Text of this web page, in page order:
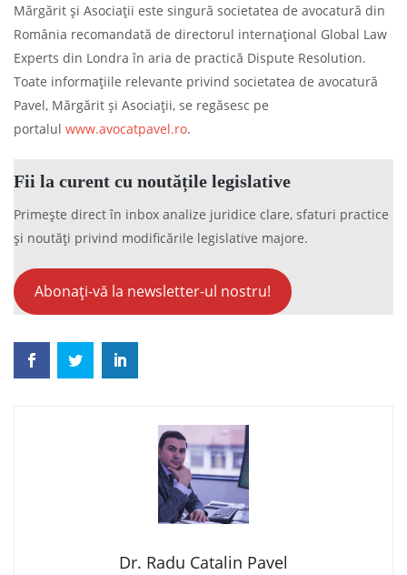
Mărgărit și Asociații este singură societatea de avocatură din
România recomandată de directorul internațional Global Law
Experts din Londra în aria de practică Dispute Resolution.
Toate informațiile relevante privind societatea de avocatură
Pavel, Mărgărit și Asociații, se regăsesc pe
portalul www.avocatpavel.ro.
Fii la curent cu noutățile legislative
Primește direct în inbox analize juridice clare, sfaturi practice
și noutăți privind modificările legislative majore.
Abonați-vă la newsletter-ul nostru!
Dr. Radu Catalin Pavel